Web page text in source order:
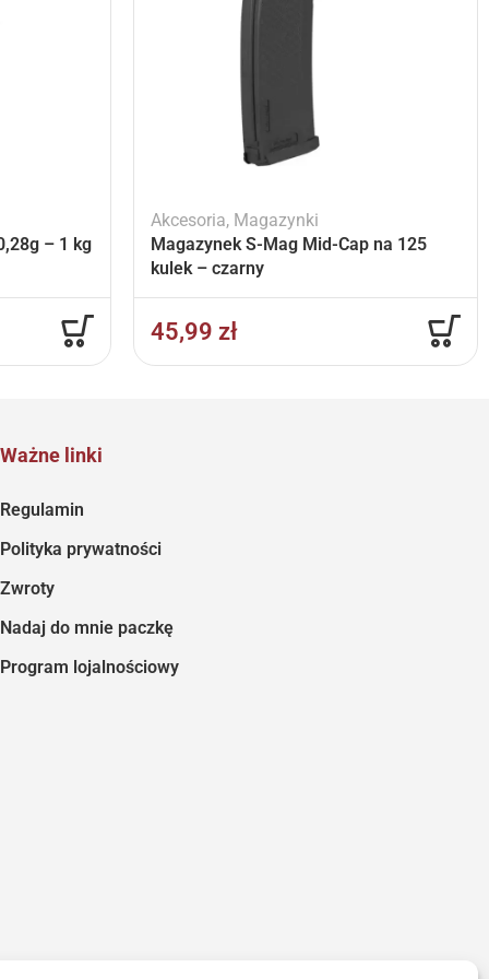
– 1 kg
Akcesoria, Magazynki
Magazynek S-Mag Mid-Cap na 125
kulek – czarny
45,99 zł
Ważne linki
Regulamin
Polityka prywatności
Zwroty
Nadaj do mnie paczkę
Program lojalnościowy